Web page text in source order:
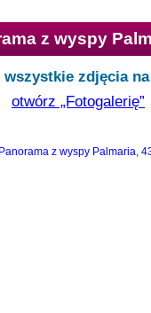
z wyspy
wszystkie zdjęcia
otwórz „Fotogalerię”